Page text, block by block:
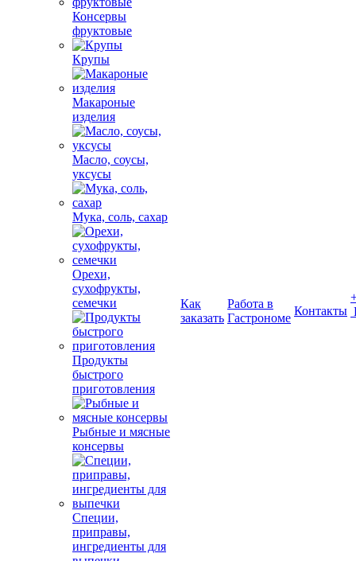
Консервы
фруктовые
Крупы
Макароные
изделия
Масло, соусы,
уксусы
Мука, соль, сахар
Орехи,
сухофрукты,
семечки
Продукты
быстрого
приготовления
Рыбные и мясные
консервы
Специи,
приправы,
ингредиенты для
Как
заказать
Работа в
Гастрономе
Контакты